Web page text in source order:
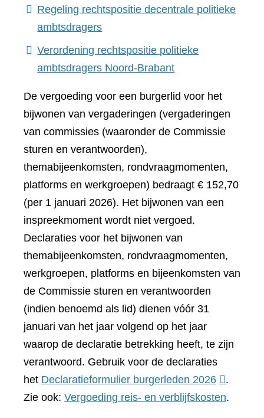
naar
website)
Regeling rechtspositie decentrale politieke
ambtsdragers(verwijst
naar
een
website)
Verordening rechtspositie politieke
ambtsdragers Noord-Brabant(verwijst
een
andere
website)
De vergoeding voor een burgerlid voor het
bijwonen van vergaderingen (vergaderingen
van commissies (waaronder de Commissie
sturen en verantwoorden),
themabijeenkomsten, rondvraagmomenten,
platforms en werkgroepen) bedraagt € 152,70
(per 1 januari 2026). Het bijwonen van een
inspreekmoment wordt niet vergoed.
Declaraties voor het bijwonen van
themabijeenkomsten, rondvraagmomenten,
werkgroepen, platforms en bijeenkomsten van
de Commissie sturen en verantwoorden
(indien benoemd als lid) dienen vóór 31
januari van het jaar volgend op het jaar
waarop de declaratie betrekking heeft, te zijn
verantwoord. Gebruik voor de declaraties
het Declaratieformulier burgerleden 2026(verwijst
naar
.
Zie ook: Vergoeding reis- en verblijfskosten.